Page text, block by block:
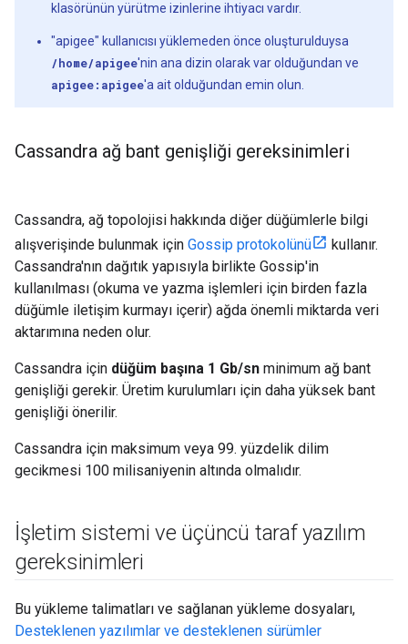
klasörünün yürütme izinlerine ihtiyacı vardır.
"apigee" kullanıcısı yüklemeden önce oluşturulduysa
/home/apigee'nin ana dizin olarak var olduğundan ve
apigee:apigee'a ait olduğundan emin olun.
Cassandra ağ bant genişliği gereksinimleri
Cassandra, ağ topolojisi hakkında diğer düğümlerle bilgi
alışverişinde bulunmak için Gossip protokolünü
kullanır.
Cassandra'nın dağıtık yapısıyla birlikte Gossip'in
kullanılması (okuma ve yazma işlemleri için birden fazla
düğümle iletişim kurmayı içerir) ağda önemli miktarda veri
aktarımına neden olur.
Cassandra için düğüm başına 1 Gb/sn minimum ağ bant
genişliği gerekir. Üretim kurulumları için daha yüksek bant
genişliği önerilir.
Cassandra için maksimum veya 99. yüzdelik dilim
gecikmesi 100 milisaniyenin altında olmalıdır.
İşletim sistemi ve üçüncü taraf yazılım
gereksinimleri
Bu yükleme talimatları ve sağlanan yükleme dosyaları,
Desteklenen yazılımlar ve desteklenen sürümler